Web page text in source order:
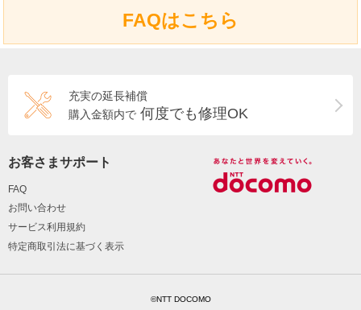
FAQはこちら
充実の延長補償
購入金額内で 何度でも修理OK
お客さまサポート
FAQ
お問い合わせ
サービス利用規約
特定商取引法に基づく表示
©NTT DOCOMO